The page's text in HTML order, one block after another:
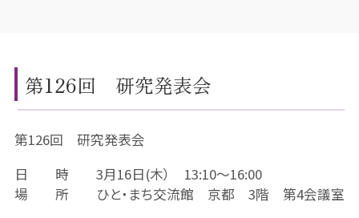
第126回 研究発表会
第126回 研究発表会
日 時 3月16日(木） 13:10～16:00
場 所 ひと・まち交流館 京都 3階 第4会議室